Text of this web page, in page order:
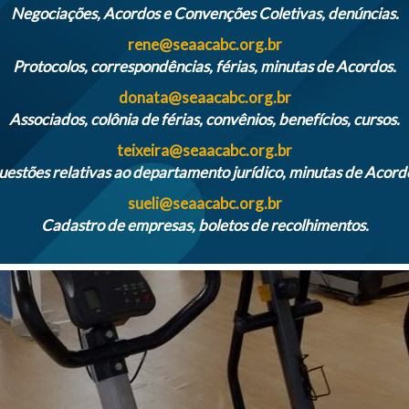
Negociações, Acordos e Convenções Coletivas, denúncias.
rene@seaacabc.org.br
Protocolos, correspondências, férias, minutas de Acordos.
donata@seaacabc.org.br
Associados, colônia de férias, convênios, benefícios, cursos.
teixeira@seaacabc.org.br
relativas ao departamento jurídico, minutas de
sueli@seaacabc.org.br
Cadastro de empresas, boletos de recolhimentos.